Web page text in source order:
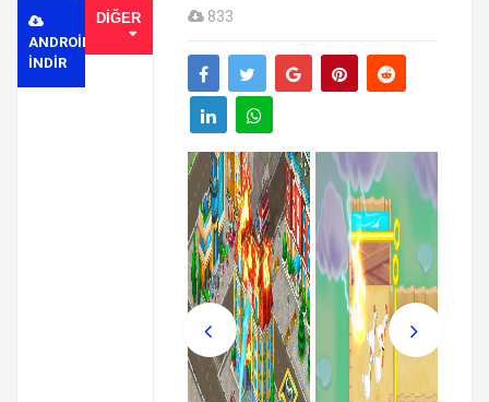
ANDROID
INDIR
DIĞER
833